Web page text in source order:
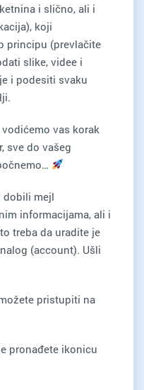
i slično, ali i
koji
principu (prevlačite
slike, videe i
i podesiti svaku
vas korak
sve do vašeg
dobili mejl
informacijama, ali i
treba da uradite je
(account). Ušli
pristupiti na
pronađete ikonicu